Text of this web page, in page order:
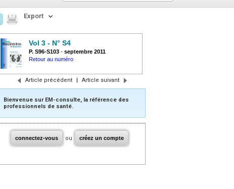
Export
Vol 3 - N° S4
P. S96-S103 - septembre 2011
Retour au numéro
Article précédent | Article suivant
Bienvenue sur EM-consulte, la référence des
professionnels de santé.
connectez-vous ou créez un compte